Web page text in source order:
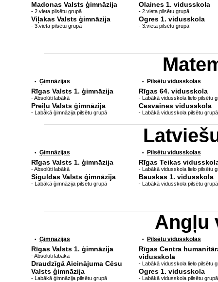
Madonas Valsts ģimnāzija
- 2.vieta pilsētu grupā
Viļakas Valsts ģimnāzija
- 3.vieta pilsētu grupā
Olaines 1. vidusskola
- 2.vieta pilsētu grupā
Ogres 1. vidusskola
- 3.vieta pilsētu grupā
• Ģimnāzijas
Rīgas Valsts 1. ģimnāzija
- Absolūti labākā
Preiļu Valsts ģimnāzija
- Labākā ģimnāzija pilsētu grupā
• Pilsētu vidusskolas
Rīgas 64. vidusskola
- Labākā vidusskola lielo pilsētu
Cesvaines vidusskola
- Labākā vidusskola pilsētu grupā
• Ģimnāzijas
Rīgas Valsts 1. ģimnāzija
- Absolūti labākā
Siguldas Valsts ģimnāzija
- Labākā ģimnāzija pilsētu grupā
• Pilsētu vidusskolas
Rīgas Teikas
- Labākā vidusskola lielo pilsētu
Bauskas 1. vidusskola
- Labākā vidusskola pilsētu grupā
Angļu
• Ģimnāzijas
Rīgas Valsts 1. ģimnāzija
- Absolūti labākā
Draudzīgā Aicinājuma Cēsu
Valsts ģimnāzija
- Labākā ģimnāzija pilsētu grupā
• Pilsētu vidusskolas
Rīgas Centra
vidusskola
- Labākā vidusskola lielo pilsētu
Ogres 1. vidusskola
- Labākā vidusskola pilsētu grupā